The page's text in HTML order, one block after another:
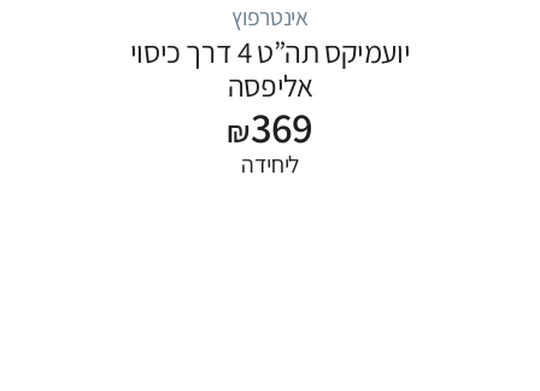
אינטרפוץ
יועמיקס תה”ט 4 דרך כיסוי
אליפסה
₪369
ליחידה